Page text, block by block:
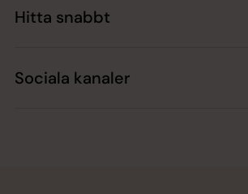
Hitta snabbt
Sociala kanaler